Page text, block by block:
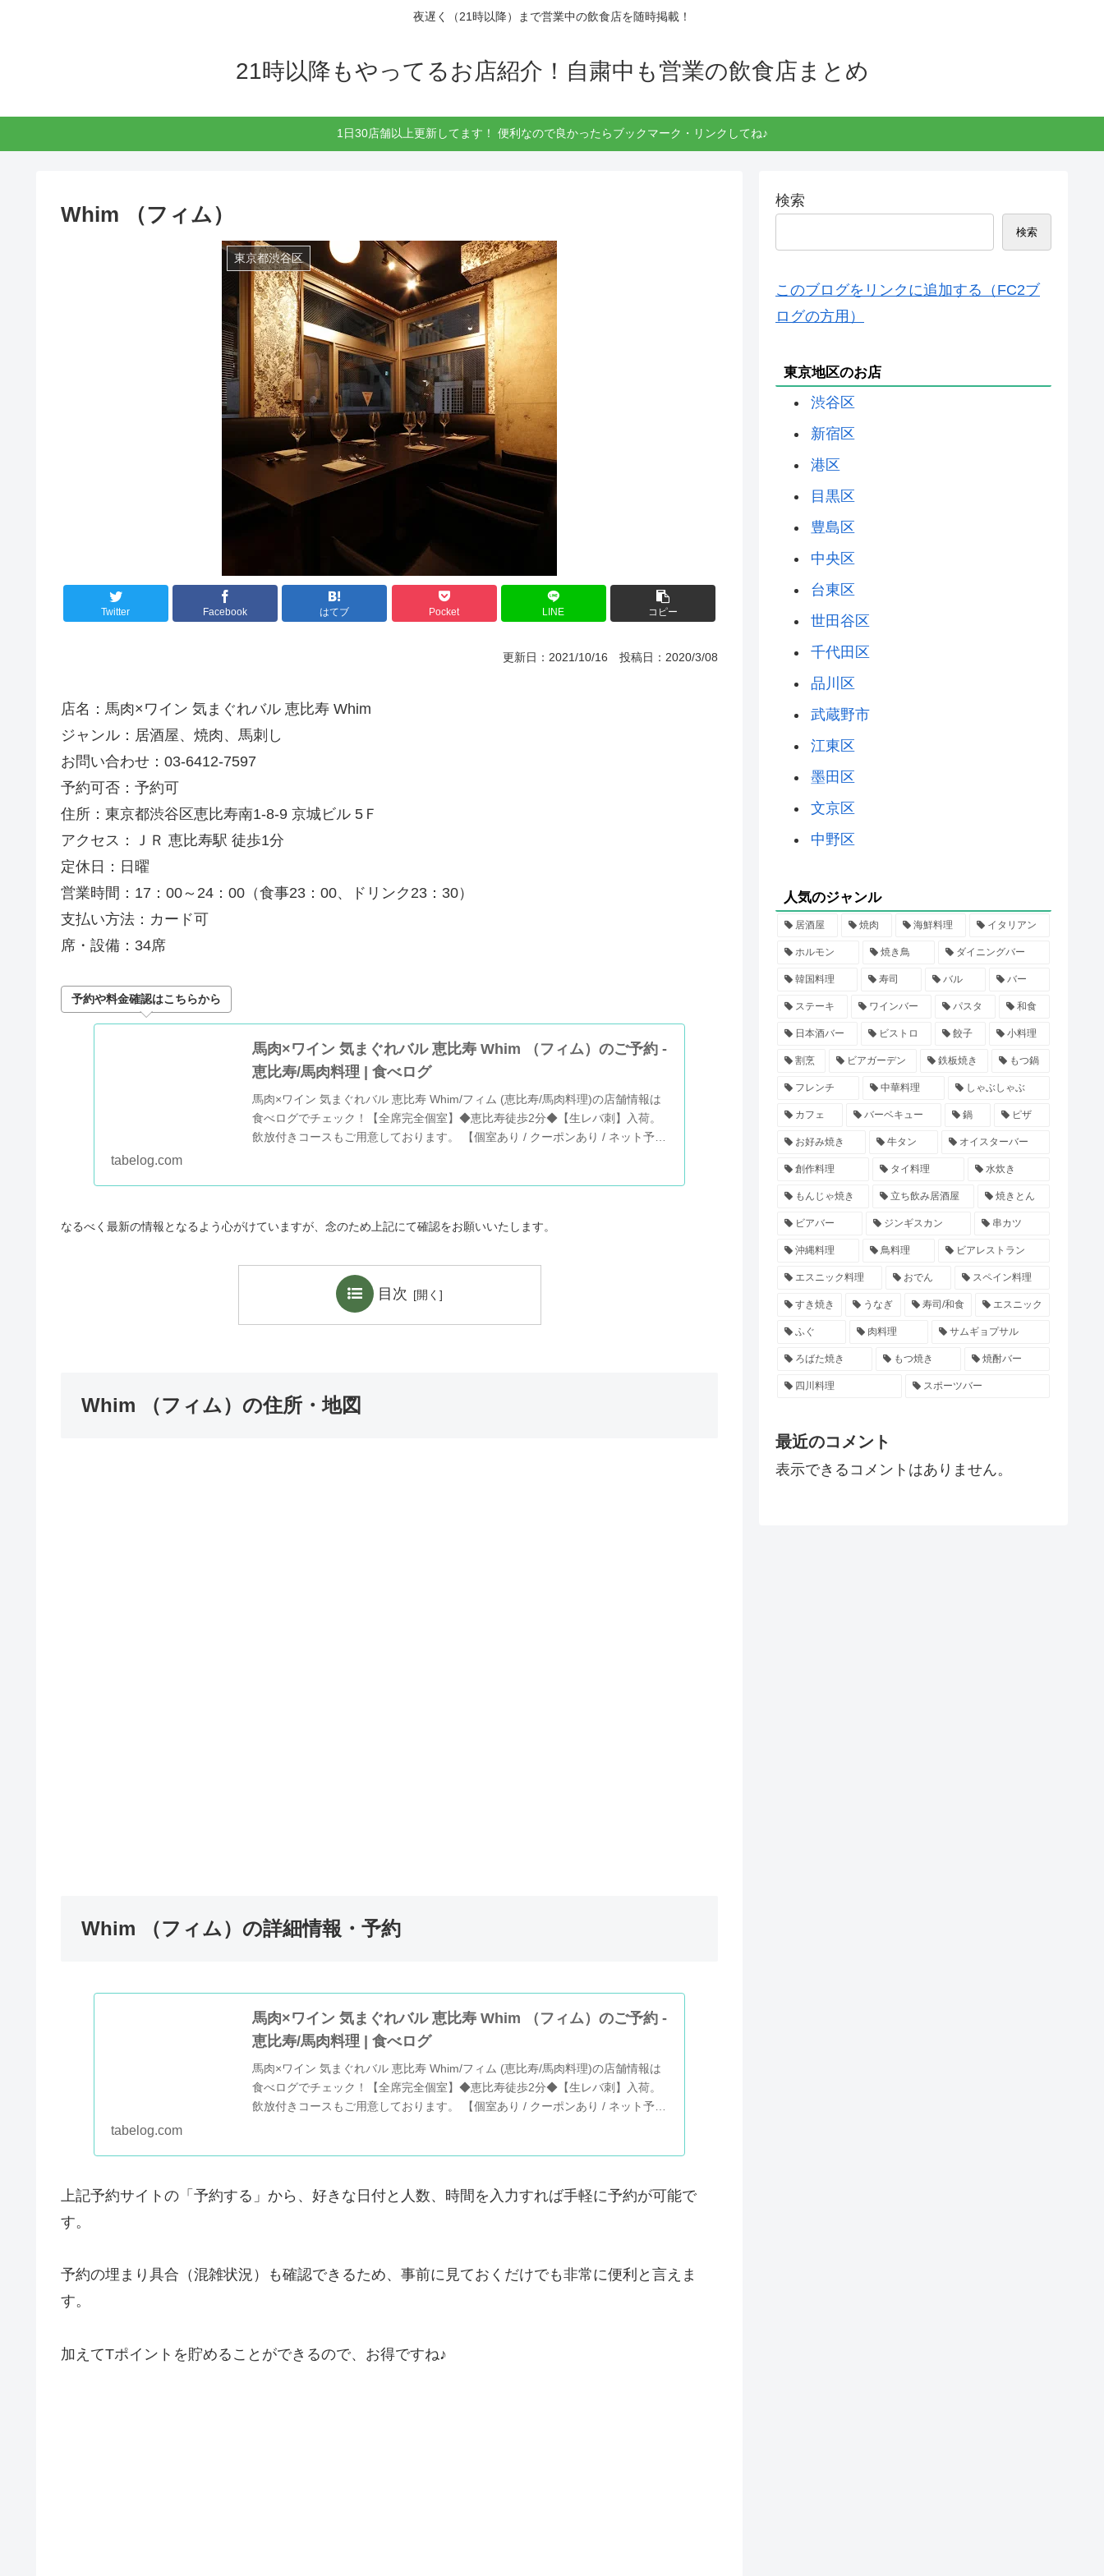
夜遅く（21時以降）まで営業中の飲食店を随時掲載！
21時以降もやってるお店紹介！自粛中も営業の飲食店まとめ
1日30店舗以上更新してます！ 便利なので良かったらブックマーク・リンクしてね♪
Whim （フィム）
東京都渋谷区
Twitter Facebook はてブ Pocket LINE コピー
更新日：2021/10/16 投稿日：2020/3/08
店名：馬肉×ワイン 気まぐれバル 恵比寿 Whim
ジャンル：居酒屋、焼肉、馬刺し
お問い合わせ：03-6412-7597
予約可否：予約可
住所：東京都渋谷区恵比寿南1-8-9 京城ビル 5Ｆ
アクセス：ＪＲ 恵比寿駅 徒歩1分
定休日：日曜
営業時間：17：00～24：00（食事23：00、ドリンク23：30）
支払い方法：カード可
席・設備：34席
予約や料金確認はこちらから
馬肉×ワイン 気まぐれバル 恵比寿 Whim （フィム）のご予約 -
恵比寿/馬肉料理 | 食べログ
馬肉×ワイン 気まぐれバル 恵比寿 Whim/フィム (恵比寿/馬肉料理)の店舗情報は
食べログでチェック！【全席完全個室】◆恵比寿徒歩2分◆【生レバ刺】入荷。
飲放付きコースもご用意しております。 【個室あり / クーポンあり / ネット予約
tabelog.com
なるべく最新の情報となるよう心がけていますが、念のため上記にて確認をお願いいたします。
目次
Whim （フィム）の住所・地図
Whim （フィム）の詳細情報・予約
馬肉×ワイン 気まぐれバル 恵比寿 Whim （フィム）のご予約 -
恵比寿/馬肉料理 | 食べログ
馬肉×ワイン 気まぐれバル 恵比寿 Whim/フィム (恵比寿/馬肉料理)の店舗情報は
食べログでチェック！【全席完全個室】◆恵比寿徒歩2分◆【生レバ刺】入荷。
飲放付きコースもご用意しております。 【個室あり / クーポンあり / ネット予約
tabelog.com
上記予約サイトの「予約する」から、好きな日付と人数、時間を入力すれば手軽に予約が可能で
す。
予約の埋まり具合（混雑状況）も確認できるため、事前に見ておくだけでも非常に便利と言えま
す。
加えてTポイントを貯めることができるので、お得ですね♪
検索
検索
このブログをリンクに追加する（FC2ブ
ログの方用）
東京地区のお店
渋谷区
新宿区
港区
目黒区
豊島区
中央区
台東区
世田谷区
千代田区
品川区
武蔵野市
江東区
墨田区
文京区
中野区
人気のジャンル
居酒屋 焼肉 海鮮料理 イタリアン
ホルモン 焼き鳥 ダイニングバー
韓国料理 寿司 バル バー
ステーキ ワインバー パスタ 和食
日本酒バー ビストロ 餃子 小料理
割烹 ビアガーデン 鉄板焼き もつ鍋
フレンチ 中華料理 しゃぶしゃぶ
カフェ バーベキュー 鍋 ピザ
お好み焼き 牛タン オイスターバー
創作料理 タイ料理 水炊き
もんじゃ焼き 立ち飲み居酒屋 焼きとん
ビアバー ジンギスカン 串カツ
沖縄料理 鳥料理 ビアレストラン
エスニック料理 おでん スペイン料理
すき焼き うなぎ 寿司/和食 エスニック
ふぐ 肉料理 サムギョプサル
ろばた焼き もつ焼き 焼酎バー
四川料理 スポーツバー
最近のコメント
表示できるコメントはありません。